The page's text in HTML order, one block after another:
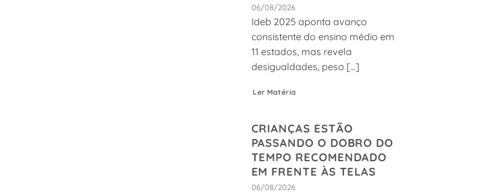
06/08/2026
Ideb 2025 aponta avanço
consistente do ensino médio em
11 estados, mas revela
desigualdades, peso [...]
Ler Matéria
CRIANÇAS ESTÃO
PASSANDO O DOBRO DO
TEMPO RECOMENDADO
EM FRENTE ÀS TELAS
06/08/2026